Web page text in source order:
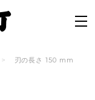
刃の長さ 150 mm